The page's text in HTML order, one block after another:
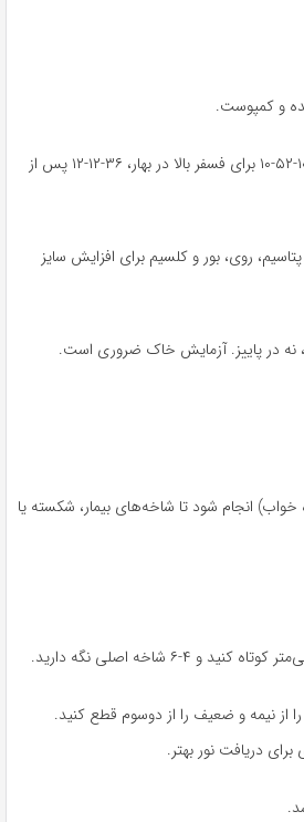
و کمپوست.
کودهای NPK (مانند ۱۰-۵۲-۱۰ برای فسفر بالا در بهار، ۳۶-۱۲-۱۲ پس از
روی، بور و کلسیم برای افزایش سایز
نه در پاییز. آزمایش خاک ضروری است.
انجام شود تا شاخه‌های بیمار، شکسته یا
از نیمه و ضعیف را از دوسوم قطع کنید.
دریافت نور بهتر.